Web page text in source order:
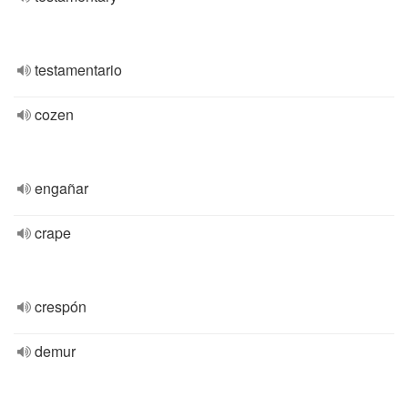
testamentario
cozen
engañar
crape
crespón
demur